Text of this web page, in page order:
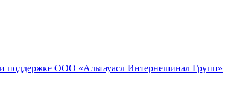
ООО «Альтауасл Интернешинал Групп»